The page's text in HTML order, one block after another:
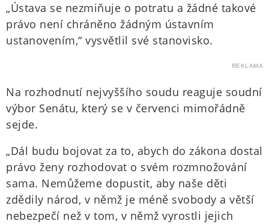
„Ústava se nezmiňuje o potratu a žádné takové
právo není chráněno žádným ústavním
ustanovením,“ vysvětlil své stanovisko.
REKLAMA
Na rozhodnutí nejvyššího soudu reaguje soudní
výbor Senátu, který se v červenci mimořádně
sejde.
„Dál budu bojovat za to, abych do zákona dostal
právo ženy rozhodovat o svém rozmnožování
sama. Nemůžeme dopustit, aby naše děti
zdědily národ, v němž je méně svobody a větší
nebezpečí než v tom, v němž vyrostli jejich